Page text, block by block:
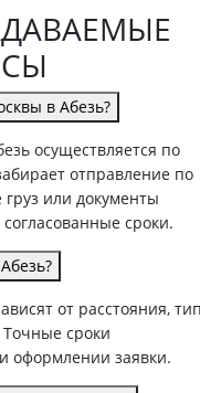
в Абезь?
осуществляется по
отправление по
или документы
сроки.
от расстояния,
сроки
оформлении заявки.